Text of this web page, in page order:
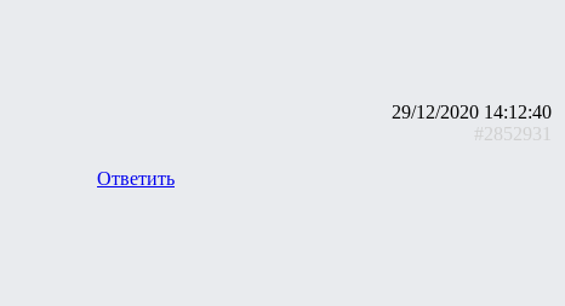
29/12/2020 14:12:40
#2852931
Ответить